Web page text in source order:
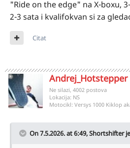
"Ride on the edge" na X-boxu,
2-3 sata i kvalifokvan si za
Citat
Andrej_Hotstepper
Ne silazi, 4002 postova
Lokacija: NS
Motocikl: Versys 1000 Kiklop
On 7.5.2026. at 6:49,Shortshifter